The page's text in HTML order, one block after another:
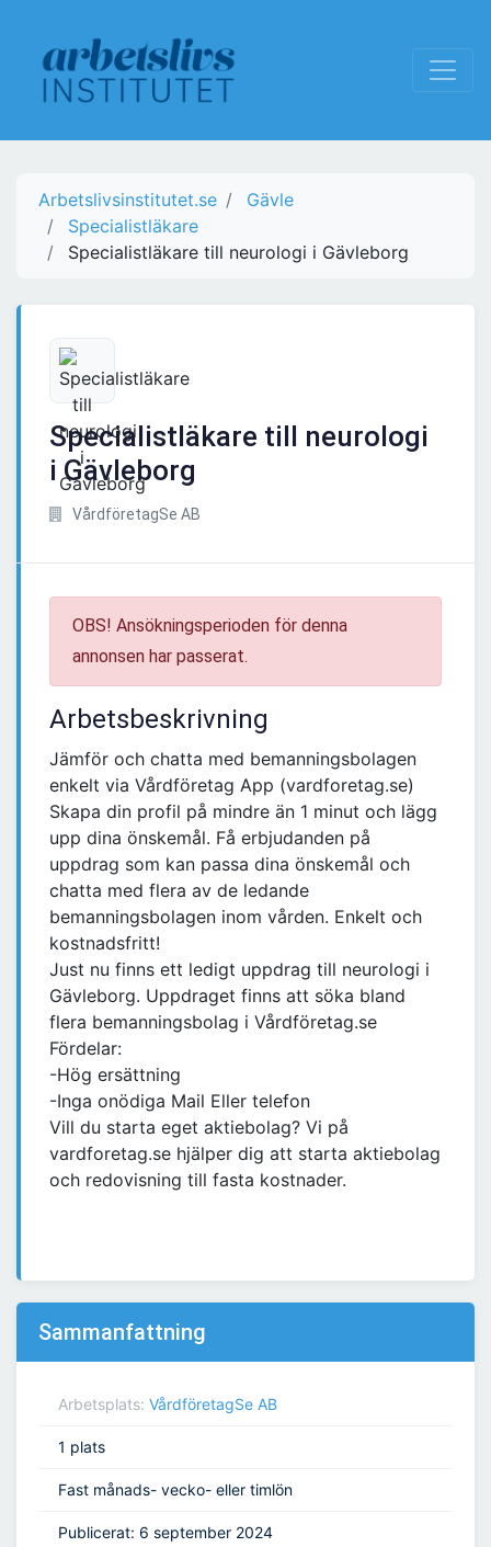
Arbetslivsinstitutet.se
Gävle
Specialistläkare
Specialistläkare till neurologi i Gävleborg
Specialistläkare till neurologi
i Gävleborg
VårdföretagSe AB
OBS! Ansökningsperioden för denna
annonsen har passerat.
Arbetsbeskrivning
Jämför och chatta med bemanningsbolagen
enkelt via Vårdföretag App (vardforetag.se)
Skapa din profil på mindre än 1 minut och lägg
upp dina önskemål. Få erbjudanden på
uppdrag som kan passa dina önskemål och
chatta med flera av de ledande
bemanningsbolagen inom vården. Enkelt och
kostnadsfritt!
Just nu finns ett ledigt uppdrag till neurologi i
Gävleborg. Uppdraget finns att söka bland
flera bemanningsbolag i Vårdföretag.se
Fördelar:
-Hög ersättning
-Inga onödiga Mail Eller telefon
Vill du starta eget aktiebolag? Vi på
vardforetag.se hjälper dig att starta aktiebolag
och redovisning till fasta kostnader.
Sammanfattning
Arbetsplats: VårdföretagSe AB
1 plats
Fast månads- vecko- eller timlön
Publicerat: 6 september 2024